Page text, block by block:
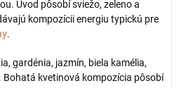
Úvod pôsobí sviežo, zeleno a
kompozícii energiu typickú pre
.
gardénia, jazmín, biela kamélia,
Bohatá kvetinová kompozícia pôsobí